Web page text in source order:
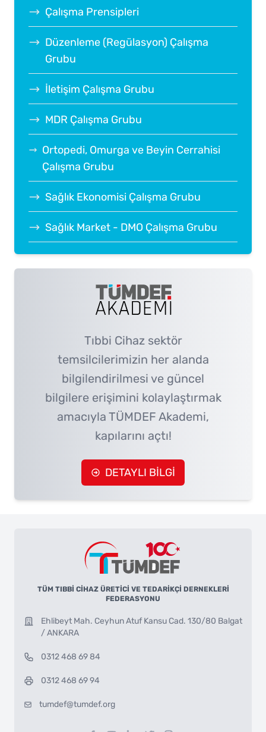
Çalışma Prensipleri
Düzenleme (Regülasyon) Çalışma
Grubu
İletişim Çalışma Grubu
MDR Çalışma Grubu
Ortopedi, Omurga ve Beyin Cerrahisi
Çalışma Grubu
Sağlık Ekonomisi Çalışma Grubu
Sağlık Market - DMO Çalışma Grubu
Tıbbi Cihaz sektör
temsilcilerimizin her alanda
bilgilendirilmesi ve güncel
bilgilere erişimini kolaylaştırmak
amacıyla TÜMDEF Akademi,
kapılarını açtı!
DETAYLI BİLGİ
TÜM TIBBİ CİHAZ ÜRETİCİ VE TEDARİKÇİ DERNEKLERİ
FEDERASYONU
Ehlibeyt Mah. Ceyhun Atuf Kansu Cad. 130/80 Balgat
/ ANKARA
0312 468 69 84
0312 468 69 94
tumdef@tumdef.org